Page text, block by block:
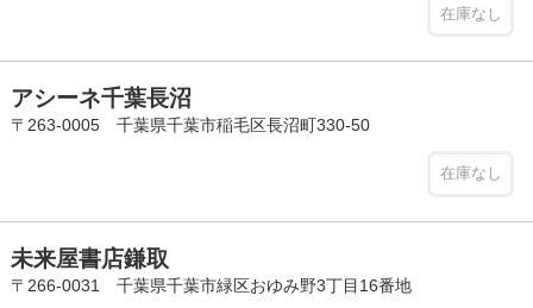
在庫なし
アシーネ千葉長沼
〒263-0005 千葉県千葉市稲毛区長沼町330-50
在庫なし
未来屋書店鎌取
〒266-0031 千葉県千葉市緑区おゆみ野3丁目16番地